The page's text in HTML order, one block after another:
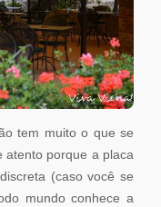
tem muito o que se
atento porque a placa
(caso você se
mundo conhece a